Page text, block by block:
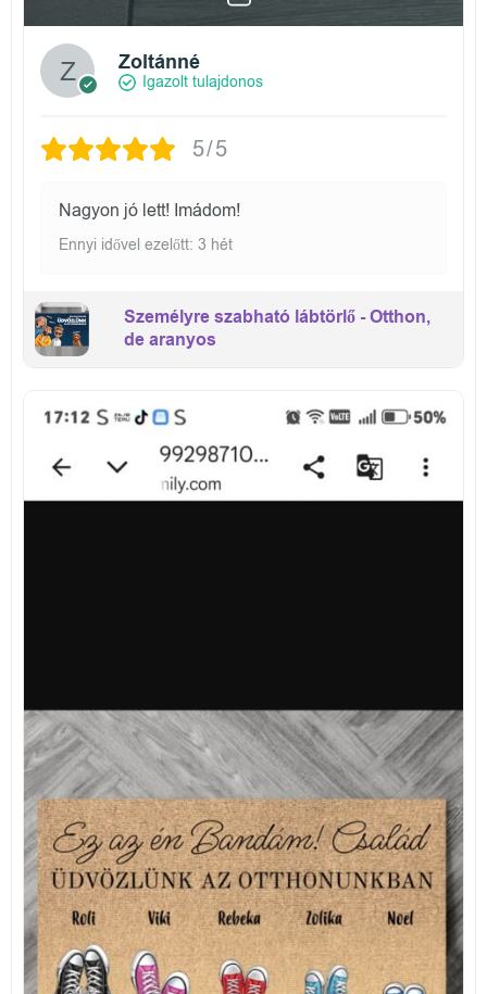
Zoltánné
Igazolt tulajdonos
5/5
Nagyon jó lett! Imádom!
Ennyi idővel ezelőtt: 3 hét
Személyre szabható lábtörlő - Otthon,
de aranyos